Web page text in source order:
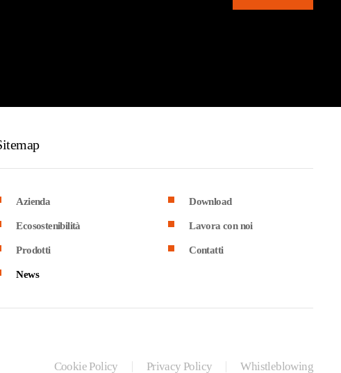
Azienda
Ecosostenibilità
Prodotti
News
Download
Lavora con noi
Contatti
Cookie Policy Privacy Policy Whistleblowing